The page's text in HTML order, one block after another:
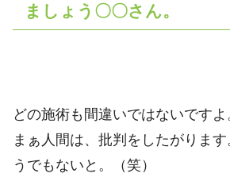
ましょう〇〇さん。
どの施術も間違いではないですよ
まぁ人間は、批判をしたがりま
うでもないと。（笑）